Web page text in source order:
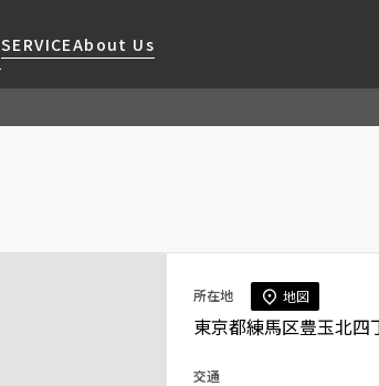
SERVICEAbout Us
当社限定(港区・渋谷区以外)
所在地 地図
東京都練馬区豊玉北四
交通